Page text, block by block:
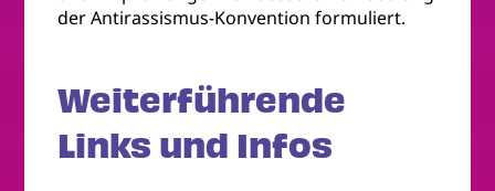
der Antirassismus-Konvention formuliert.
Weiterführende
Links und Infos